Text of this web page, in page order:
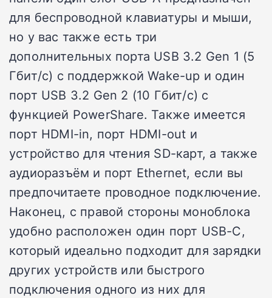
для беспроводной клавиатуры и мыши,
но у вас также есть три
дополнительных порта USB 3.2 Gen 1 (5
Гбит/с) с поддержкой Wake-up и один
порт USB 3.2 Gen 2 (10 Гбит/с) с
функцией PowerShare. Также имеется
порт HDMI-in, порт HDMI-out и
устройство для чтения SD-карт, а также
аудиоразъём и порт Ethernet, если вы
предпочитаете проводное подключение.
Наконец, с правой стороны моноблока
удобно расположен один порт USB-C,
который идеально подходит для зарядки
других устройств или быстрого
подключения одного из них для